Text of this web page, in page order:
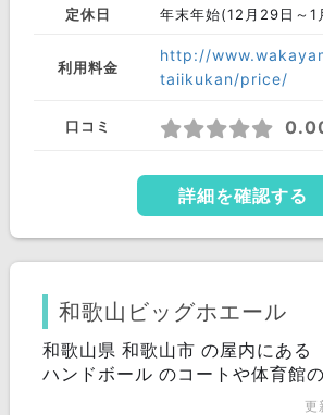
定休日 年末年始(12月29日～1
利用料金
http://
taiikukan/price/
口コミ
詳細を確認する
和歌山ビッグホエール
和歌山県 和歌山市 の屋内にある
ハンドボール のコートや体育館
更